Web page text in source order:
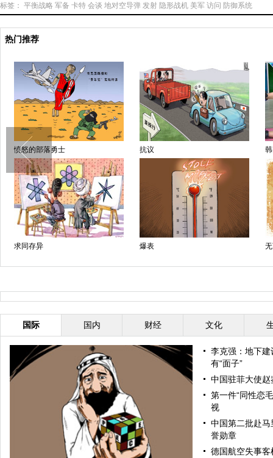
标签： 平衡战略 军备 卡特 会谈 地对空导弹 发射 隐形战机 美军 访问 防御系统
热门推荐
愤怒的部落勇士 抗议
求同存异 爆表
国际 国内 财经 文化
李克强：地下建
有“面子”
中国驻菲大使
第一件“同性恋
视
中国第二批赴
誉勋章
德国航空失事